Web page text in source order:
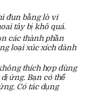
đun bằng lò vi
tây bị khô quá.
các thành phần
loại xúc xích dành
thích hợp dùng
ứng. Bạn có thể
Có tác dụng